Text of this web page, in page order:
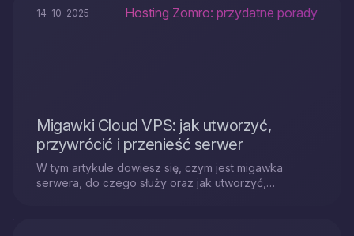
14-10-2025 Hosting Zomro: przydatne porady
Migawki Cloud VPS: jak utworzyć,
przywrócić i przenieść serwer
W tym artykule dowiesz się, czym jest migawka
serwera, do czego służy oraz jak utworzyć,